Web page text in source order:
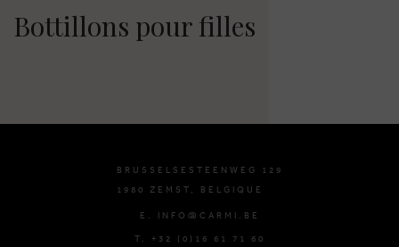
Bottillons pour filles
BRUSSELSESTEENWEG 129
1980 ZEMST, BELGIQUE
E. INFO@CARMI.BE
T. +32 (0)16 61 71 60